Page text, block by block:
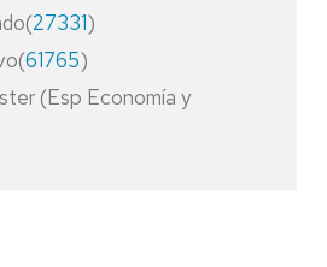
27331)
61765)
(Esp Economía y